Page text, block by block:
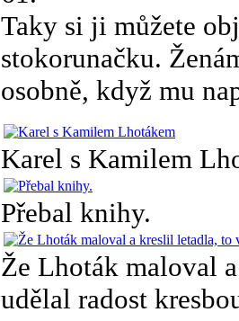
Taky si ji můžete
stokorunačku.
osobně, když mu
Karel s Kamilem
Přebal knihy.
Že Lhoták maloval
udělal radost